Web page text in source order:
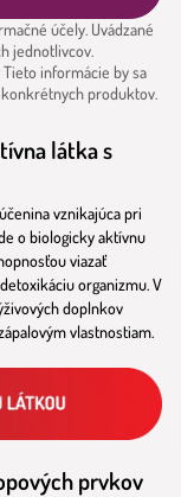
účely. Uvádzané
jednotlivcov.
informácie by sa
produktov.
látka s
vznikajúca pri
o biologicky aktívnu
viazať
organizmu. V
doplnkov
vlastnostiam.
prvkov